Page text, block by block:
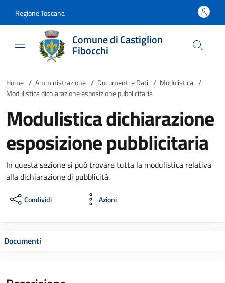
Regione Toscana
Comune di Castiglion
Fibocchi
Home / Amministrazione / Documenti e Dati / Modulistica /
Modulistica dichiarazione esposizione pubblicitaria
Modulistica dichiarazione
esposizione pubblicitaria
In questa sezione si può trovare tutta la modulistica relativa
alla dichiarazione di pubblicità.
Condividi Azioni
Documenti